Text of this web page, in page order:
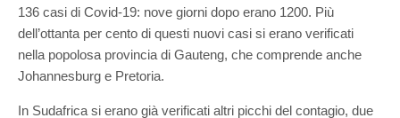
136 casi di Covid-19: nove giorni dopo erano 1200. Più
dell’ottanta per cento di questi nuovi casi si erano verificati
nella popolosa provincia di Gauteng, che comprende anche
Johannesburg e Pretoria.
In Sudafrica si erano già verificati altri picchi del contagio, due